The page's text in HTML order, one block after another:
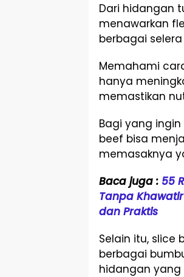
Dari hidangan
menawarkan
berbagai
Memahami
hanya
memastikan
Bagi yang
beef bisa
memasaknya
Baca juga : 55
Tanpa
dan Praktis
Selain itu, slice
berbagai
hidangan